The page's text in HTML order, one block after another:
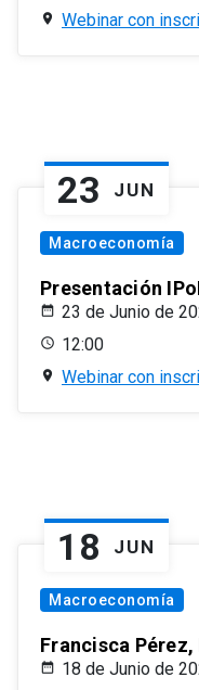
Webinar con
23 JUN
Macroeconomía
Presentación
23 de Junio de
12:00
Webinar con
18 JUN
Macroeconomía
Francisca Pérez,
18 de Junio de